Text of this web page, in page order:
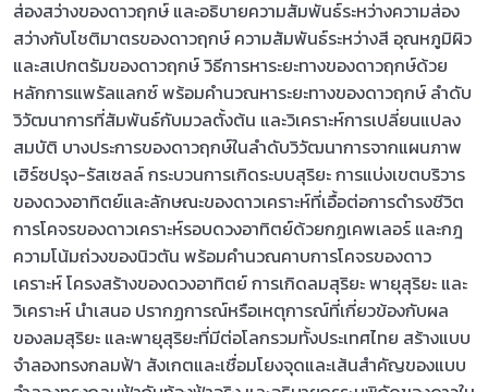
ส่องสว่างของดาวฤกษ์ และอธิบายความสัมพันธ์ระหว่างความส่อง
สว่างกับโชติมาตรของดาวฤกษ์ ความสัมพันธ์ระหว่างสี อุณหภูมิผิว
และสเปกตรัมของดาวฤกษ์ วิธีการหาระยะทางของดาวฤกษ์ด้วย
หลักการแพรัลแลกซ์ พร้อมคำนวณหาระยะทางของดาวฤกษ์ ลำดับ
วิวัฒนาการที่สัมพันธ์กับมวลตั้งต้น และวิเคราะห์การเปลี่ยนแปลง
สมบัติ บางประการของดาวฤกษ์ในลำดับวิวัฒนาการจากแผนภาพ
เฮิร์ซปรุง-รัสเซลล์ กระบวนการเกิดระบบสุริยะ การแบ่งเขตบริวาร
ของดวงอาทิตย์และลักษณะของดาวเคราะห์ที่เอื้อต่อการดำรงชีวิต
การโคจรของดาวเคราะห์รอบดวงอาทิตย์ด้วยกฏเคพเลอร์ และกฎ
ความโน้มถ่วงของนิวตัน พร้อมคำนวณคาบการโคจรของดาว
เคราะห์ โครงสร้างของดวงอาทิตย์ การเกิดลมสุริยะ พายุสุริยะ และ
วิเคราะห์ นำเสนอ ปรากฏการณ์หรือเหตุการณ์ที่เกี่ยวข้องกับผล
ของลมสุริยะ และพายุสุริยะที่มีต่อโลกรวมทั้งประเทศไทย สร้างแบบ
จำลองทรงกลมฟ้า สังเกตและเชื่อมโยงจุดและเส้นสำคัญของแบบ